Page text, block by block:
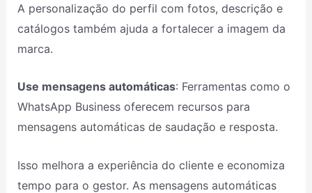
A personalização do perfil com fotos, descrição e
catálogos também ajuda a fortalecer a imagem da
marca.
Use mensagens automáticas: Ferramentas como o
WhatsApp Business oferecem recursos para
mensagens automáticas de saudação e resposta.
Isso melhora a experiência do cliente e economiza
tempo para o gestor. As mensagens automáticas